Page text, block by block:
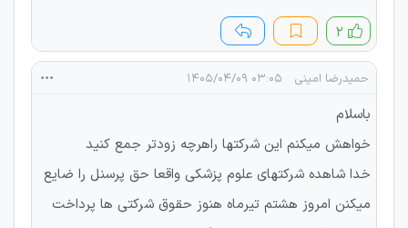
۲
حمیدرضا امینی ۰۳:۰۵ ۱۴۰۵/۰۴/۰۹
باسلام
خواهش میکنم این شرکتها راهرچه زودتر جمع کنید
خدا شاهده شرکتهای علوم پزشکی واقعا حق پرسنل را ضایع
میکنن امروز هشتم تیرماه هنوز حقوق شرکتی ها پرداخت